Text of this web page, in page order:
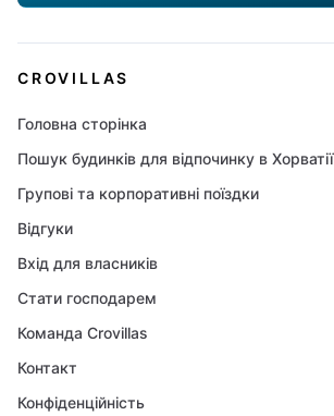
CROVILLAS
Головна сторінка
Пошук будинків для відпочинку в Хорватії
Групові та корпоративні поїздки
Відгуки
Вхід для власників
Стати господарем
Команда Crovillas
Контакт
Конфіденційність